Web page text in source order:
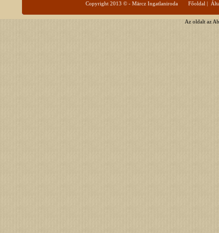
Copyright 2013 © - Märcz Ingatlaniroda Főoldal |
Az oldalt az